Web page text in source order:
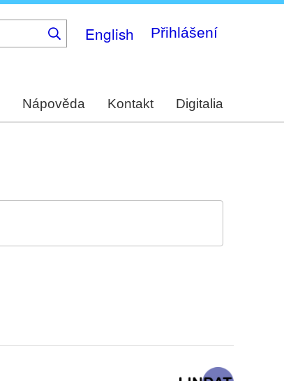
English Přihlášení
Nápověda Kontakt Digitalia